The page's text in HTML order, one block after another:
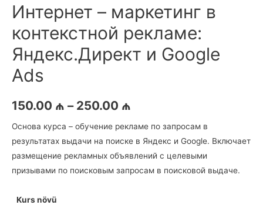
Интернет – маркетинг в
контекстной рекламе:
Яндекс.Директ и Google
Ads
150.00 ₼ – 250.00 ₼
Основа курса – обучение рекламе по запросам в
результатах выдачи на поиске в Яндекс и Google. Включает
размещение рекламных объявлений с целевыми
призывами по поисковым запросам в поисковой выдаче.
Kurs növü